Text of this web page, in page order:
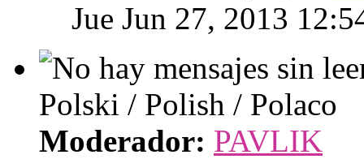
Jue Jun 27, 2013
Polski / Polish / Polaco
Moderador: PAVLIK